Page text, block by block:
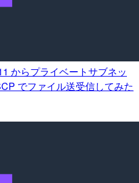
からプライベートサブネッ
でファイル送受信してみた